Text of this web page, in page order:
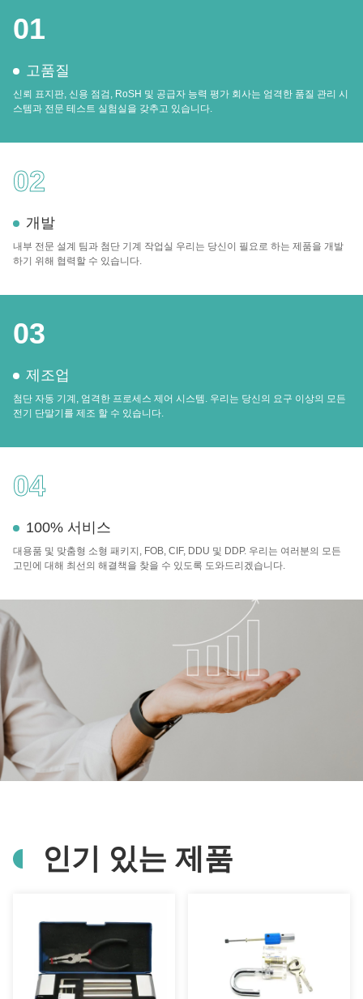
01
고품질
신뢰 표지판, 신용 점검, RoSH 및 공급자 능력 평가 회사는 엄격한 품질 관리 시
스템과 전문 테스트 실험실을 갖추고 있습니다.
02
개발
내부 전문 설계 팀과 첨단 기계 작업실 우리는 당신이 필요로 하는 제품을 개발
하기 위해 협력할 수 있습니다.
03
제조업
첨단 자동 기계, 엄격한 프로세스 제어 시스템. 우리는 당신의 요구 이상의 모든
전기 단말기를 제조 할 수 있습니다.
04
100% 서비스
대용품 및 맞춤형 소형 패키지, FOB, CIF, DDU 및 DDP. 우리는 여러분의 모든
고민에 대해 최선의 해결책을 찾을 수 있도록 도와드리겠습니다.
인기 있는 제품